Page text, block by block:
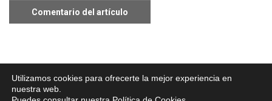
Aviso legal·Política de Privacidad·Política de Cookies
Utilizamos cookies para ofrecerte la mejor experiencia en
nuestra web.